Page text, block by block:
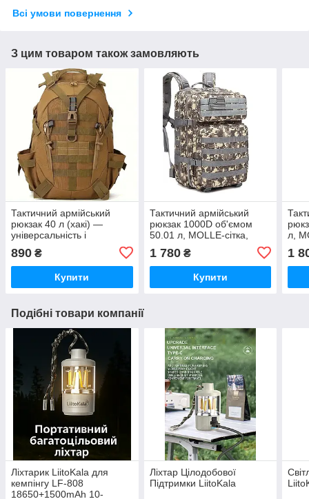
Всі умови повернення
З цим товаром також замовляють
Тактичний армійський
рюкзак 40 л (хакі) —
універсальність і
890 ₴
Купити
Тактичний армійський
рюкзак 1000D об'ємом
50.01 л, MOLLE-сітка,
ремені Камуфляж
1 780₴
Купити
л,
1
Подібні товари компанії
Ліхтарик LiitoKala для
кемпінгу LF-808
18650+1500mAh 10-
Ліхтар Цілодобової
Підтримки LiitoKala